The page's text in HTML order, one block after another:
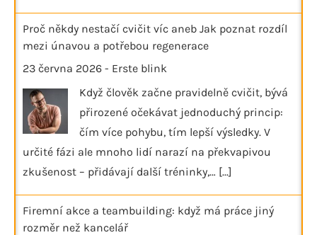
Proč někdy nestačí cvičit víc aneb Jak poznat rozdíl
mezi únavou a potřebou regenerace
23 června 2026 - Erste blink
Když člověk začne pravidelně cvičit, bývá
přirozené očekávat jednoduchý princip:
čím více pohybu, tím lepší výsledky. V
určité fázi ale mnoho lidí narazí na překvapivou
zkušenost – přidávají další tréninky,… [...]
Firemní akce a teambuilding: když má práce jiný
rozměr než kancelář